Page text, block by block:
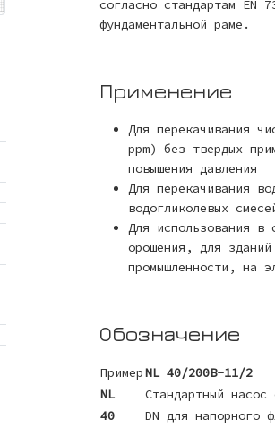
согласно стандартам EN
фундаментальной раме.
Применение
Для перекачивания
ppm) без твердых
повышения давления
Для перекачивания
водогликолевых
Для использования в
орошения, для
промышленности, на
Обозначение
ПримерNL 40/200B-11/2
NL
Стандартный насос
40
DN для напорного